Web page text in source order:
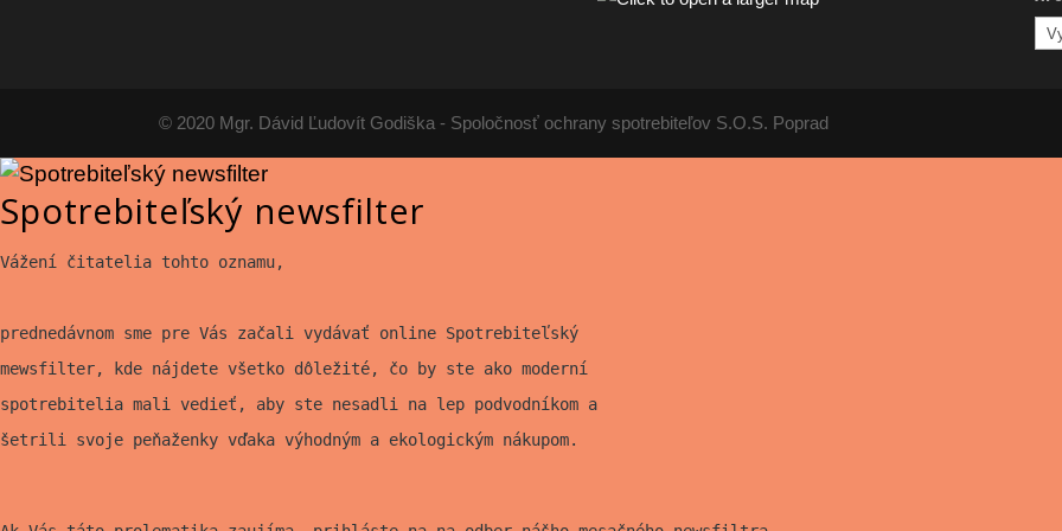
© 2020 Mgr. Dávid Ľudovít Godiška - Spoločnosť ochrany spotrebiteľov S.O.S. Poprad
Spotrebiteľský newsfilter
Vážení čitatelia tohto oznamu,
prednedávnom sme pre Vás začali vydávať online Spotrebiteľský
mewsfilter, kde nájdete všetko dôležité, čo by ste ako moderní
spotrebitelia mali vedieť, aby ste nesadli na lep podvodníkom a
šetrili svoje peňaženky vďaka výhodným a ekologickým nákupom.